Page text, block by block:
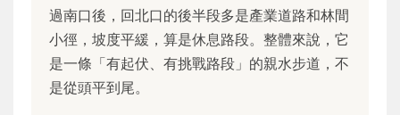
過南口後，回北口的後半段多是產業道路和林間
小徑，坡度平緩，算是休息路段。整體來說，它
是一條「有起伏、有挑戰路段」的親水步道，不
是從頭平到尾。